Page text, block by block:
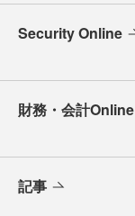
Security Online
財務・会計Online
記事